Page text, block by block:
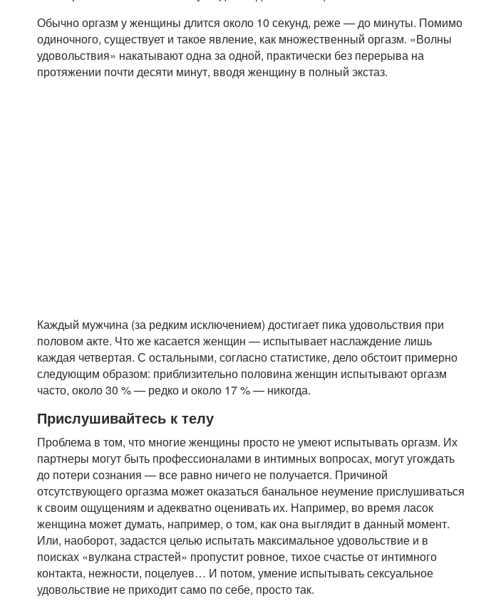
Обычно оргазм у женщины длится около 10 секунд, реже — до минуты. Помимо
одиночного, существует и такое явление, как множественный оргазм. «Волны
удовольствия» накатывают одна за одной, практически без перерыва на
протяжении почти десяти минут, вводя женщину в полный экстаз.
Каждый мужчина (за редким исключением) достигает пика удовольствия при
половом акте. Что же касается женщин — испытывает наслаждение лишь
каждая четвертая. С остальными, согласно статистике, дело обстоит примерно
следующим образом: приблизительно половина женщин испытывают оргазм
часто, около 30 % — редко и около 17 % — никогда.
Прислушивайтесь к телу
Проблема в том, что многие женщины просто не умеют испытывать оргазм. Их
партнеры могут быть профессионалами в интимных вопросах, могут угождать
до потери сознания — все равно ничего не получается. Причиной
отсутствующего оргазма может оказаться банальное неумение прислушиваться
к своим ощущениям и адекватно оценивать их. Например, во время ласок
женщина может думать, например, о том, как она выглядит в данный момент.
Или, наоборот, задастся целью испытать максимальное удовольствие и в
поисках «вулкана страстей» пропустит ровное, тихое счастье от интимного
контакта, нежности, поцелуев… И потом, умение испытывать сексуальное
удовольствие не приходит само по себе, просто так.